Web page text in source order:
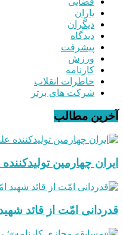
یاران
دیگران
دیدگاه
پیشرفت
ورزش
کارنامه
خاطرات انقلاب
شرکت های برتر
آخرین مطالب
ایران چهارمین
قدردانی امّت از قائد